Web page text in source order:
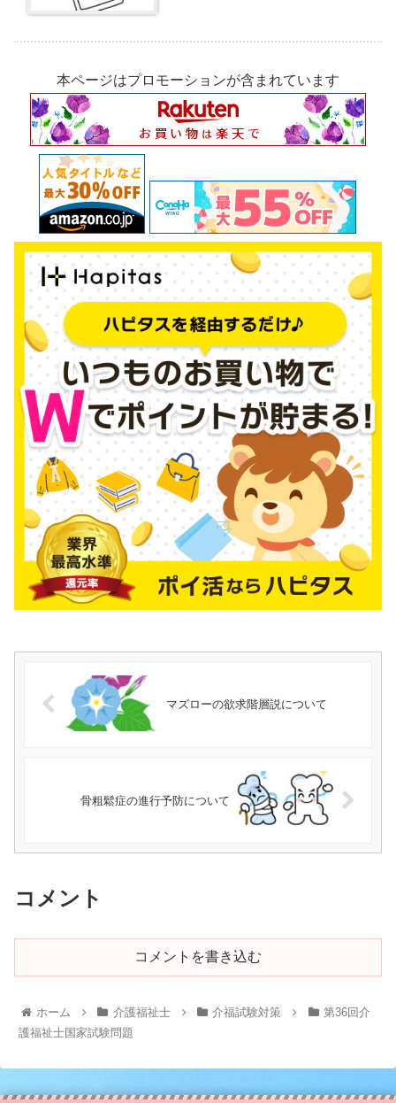
本ページはプロモーションが含まれています
マズローの欲求階層説について
骨粗鬆症の進行予防について
コメント
コメントを書き込む
ホーム 介護福祉士 介福試験対策
第36回介
護福祉士国家試験問題